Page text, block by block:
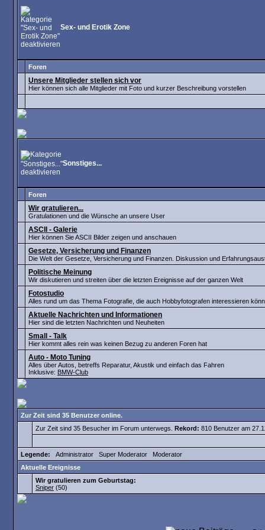
Sex- und Erotik Zone
Foren
Unsere Mitglieder stellen sich vor
Hier können sich alle Mitglieder mit Foto und kurzer Beschreibung vorstellen
Sonstiges...
Foren
Wir gratulieren...
Gratulationen und die Wünsche an unsere User
ASCII - Galerie
Hier können Sie ASCII Bilder zeigen und anschauen
Gesetze, Versicherung und Finanzen
Die Welt der Gesetze, Versicherung und Finanzen. Diskussion und
Politische Meinung
Wir diskutieren und streiten über die letzten Ereignisse auf der ganzen Welt
Fotostudio
Alles rund um das Thema Fotografie, die auch Hobbyfotografen interessieren
Aktuelle Nachrichten und Informationen
Hier sind die letzten Nachrichten und Neuheiten
Small - Talk
Hier kommt alles rein was keinen Bezug zu anderen Foren hat
Auto - Moto Tuning
Alles über Autos, betreffs Reparatur, Akustik und einfach das Fahren
Inklusive: BMW-Club
Zur Zeit sind 35 Benutzer online.
Zur Zeit sind 35 Besucher im Forum unterwegs. Rekord: 810 Benutzer am
Legende: Administrator Super Moderator
Moderator
Aktuelle Ereignisse
Wir gratulieren zum Geburtstag:
Sniper (50)